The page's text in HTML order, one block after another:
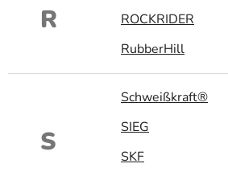
R
ROCKRIDER
RubberHill
S
Schweißkraft®
SIEG
SKF